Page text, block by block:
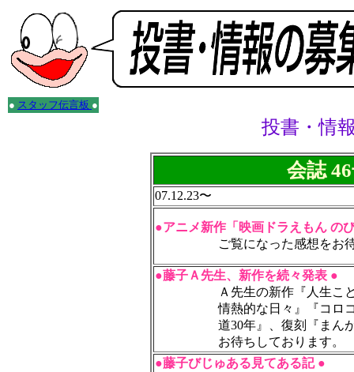
● スタッフ伝言板 ●
投書・情
会誌
07.12.23〜
●アニメ新作「映画ドラえもん の
ご覧になった感想をお
●藤子Ａ先生、新作を続々発表 ●
Ａ先生の新作『人生こ
情熱的な日々』『コロ
道30年』、復刻『まん
お待ちしております。
●藤子びじゅある見てある記 ●